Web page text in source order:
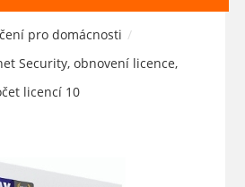
pro domácnosti /
Security, obnovení licence,
licencí 10